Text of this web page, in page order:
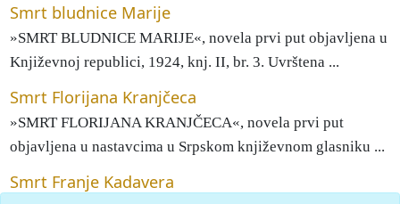
Smrt bludnice Marije
»SMRT BLUDNICE MARIJE«, novela prvi put objavljena u
Književnoj republici, 1924, knj. II, br. 3. Uvrštena ...
Smrt Florijana Kranjčeca
»SMRT FLORIJANA KRANJČECA«, novela prvi put
objavljena u nastavcima u Srpskom književnom glasniku ...
Smrt Franje Kadavera